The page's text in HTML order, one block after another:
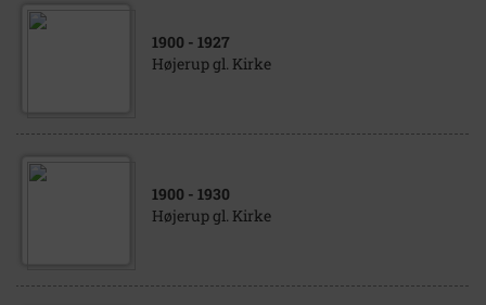
1900 - 1927
Højerup gl. Kirke
1900 - 1930
Højerup gl. Kirke